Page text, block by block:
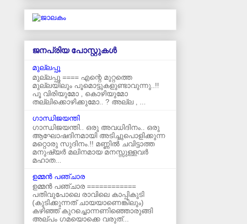
ജനപ്രിയ പോസ്റ്റുകള്‍‌
മുല്ലപ്പൂ
മുല്ലപ്പൂ ==== എന്റെ മുറ്റത്തെ
മുല്ലയിലും പൂമൊട്ടുകളുണ്ടാവുന്നു..!!
പൂ വിരിയുമോ , കൊഴിയുമോ
തല്ലിക്കൊഴിക്കുമോ.. ? അല്ല , ...
ഗാന്ധിജയന്തി
ഗാന്ധിജയന്തി.. ഒരു അവധിദിനം.. ഒരു
ആഘോഷദിനമായി അടിച്ചുപൊളിക്കുന്ന
മറ്റൊരു സുദിനം.!! മണ്ണിൽ ചവിട്ടാത്ത
മനുഷ്യർ മലിനമായ മനസ്സുള്ളവർ
മഹാത...
ഉമ്മന്‍ പഞ്ചാര
ഉമ്മൻ പഞ്ചാര ============
പതിവുപോലെ രാവിലെ കാപ്പികുടി
(കുടിക്കുന്നത് ചായയാണെങ്കിലും)
കഴിഞ്ഞ് കുറച്ചൊന്നണിഞ്ഞൊരുങ്ങി
അല്പം ഗമയൊക്കെ വരുത്...